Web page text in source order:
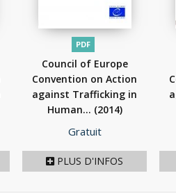
PDF
Council of Europe
Convention on Action
against Trafficking in
Human... (2014)
Prix
Gratuit
PLUS D'INFOS